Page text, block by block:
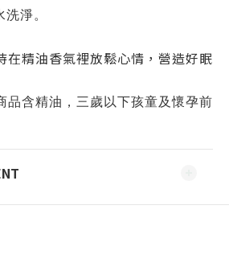
淨。
精油香氣裡放鬆心情，營造好眠
品含精油，三歲以下孩童及懷孕前